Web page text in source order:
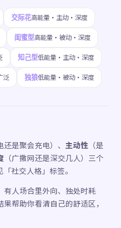
交际花高能量·主动·深度
闺蜜型高能量·被动·深度
知己型低能量·主动·深度
泛 独狼低能量·被动·深度
还是聚会充电）、 主动性 （是
（广撒网还是深交几人）三个
社交人格」标签。
有人场合里外向、独处时耗
帮助你看清自己的舒适区，